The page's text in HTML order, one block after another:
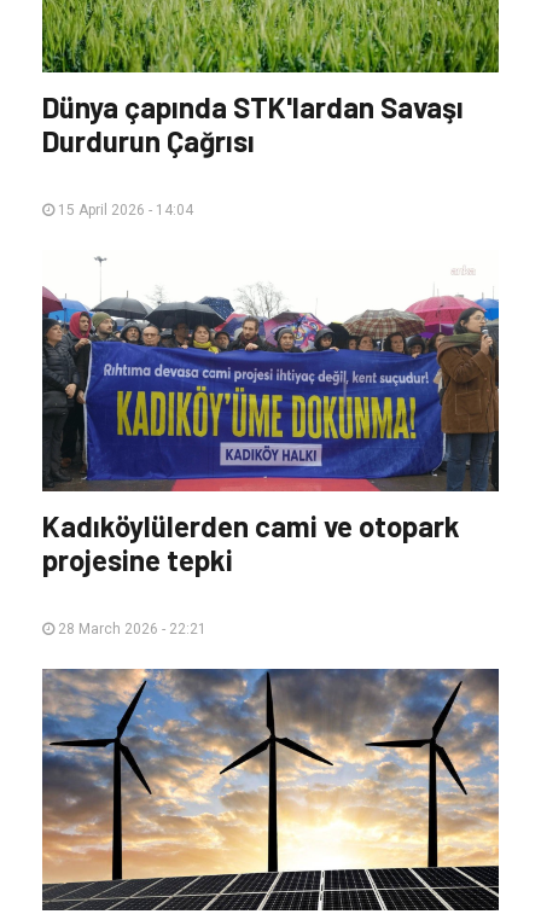
Dünya çapında STK'lardan Savaşı
Durdurun Çağrısı
15 April 2026 - 14:04
Kadıköylülerden cami ve otopark
projesine tepki
28 March 2026 - 22:21